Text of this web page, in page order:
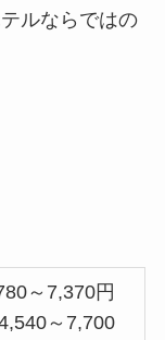
ルならではの
～7,370円
～7,700